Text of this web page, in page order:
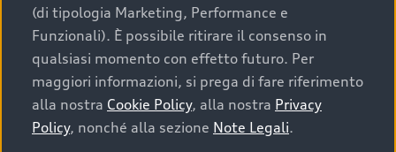
(di tipologia Marketing, Performance e
Funzionali). È possibile ritirare il consenso in
qualsiasi momento con effetto futuro. Per
maggiori informazioni, si prega di fare riferimento
alla nostra Cookie Policy, alla nostra Privacy
Policy, nonché alla sezione Note Legali.
Cosa sapere prima di
acquistare la tua prossima
auto